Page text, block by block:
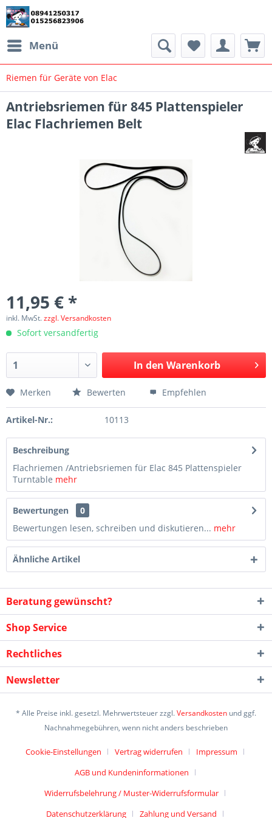
Menü
Riemen für Geräte von Elac
Antriebsriemen für 845 Plattenspieler
Elac Flachriemen Belt
11,95 € *
inkl. MwSt.zzgl. Versandkosten
Sofort versandfertig
In den Warenkorb
Merken Bewerten Empfehlen
Artikel-Nr.: 10113
Beschreibung
Flachriemen /Antriebsriemen für Elac 845 Plattenspieler
Turntable mehr
Bewertungen
0
Bewertungen lesen, schreiben und diskutieren... mehr
Ähnliche Artikel
Beratung gewünscht?
Shop Service
Rechtliches
Newsletter
* Alle Preise inkl. gesetzl. Mehrwertsteuer zzgl.Versandkosten und ggf.
Nachnahmegebühren, wenn nicht anders beschrieben
Cookie-Einstellungen Vertrag widerrufen
Impressum
AGB und Kundeninformationen
Widerrufsbelehrung / Muster-Widerrufsformular
Datenschutzerklärung
Zahlung und Versand